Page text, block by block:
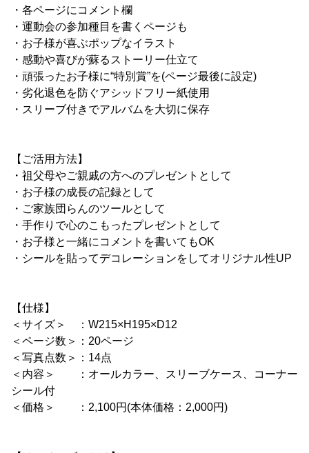
・各ページにコメント欄
・運動会の参加種目を書くページも
・お子様が喜ぶポップなイラスト
・感動や喜びが蘇るストーリー仕立て
・頑張ったお子様に“特別賞”を(ページ最後に設定)
・劣化退色を防ぐアシッドフリー紙使用
・スリーブ付きでアルバムを大切に保存
【ご活用方法】
・祖父母やご親戚の方へのプレゼントとして
・お子様の成長の記録として
・ご家族団らんのツールとして
・手作りで心のこもったプレゼントとして
・お子様と一緒にコメントを書いてもOK
・シールを貼ってデコレーションをしてオリジナル性UP
【仕様】
＜サイズ＞ ：W215×H195×D12
＜ページ数＞：20ページ
＜写真点数＞：14点
＜内容＞ ：オールカラー、スリーブケース、コーナー
シール付
＜価格＞ ：2,100円(本体価格：2,000円)